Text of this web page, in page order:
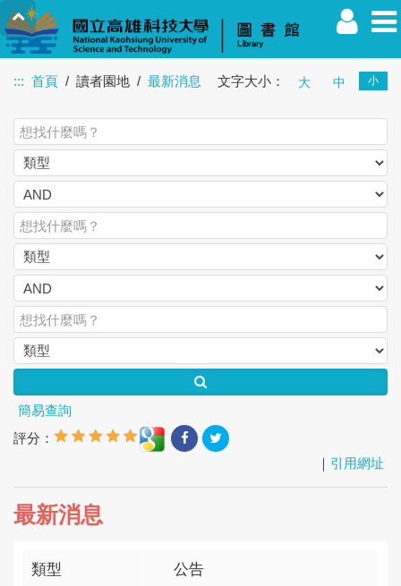
教職員 學生 校友 其他 訪客
::: 首頁 讀者園地 最新消息 文字大小： 大 中 小
簡易查詢
評分：
｜ 引用網址
最新消息
類型 公告